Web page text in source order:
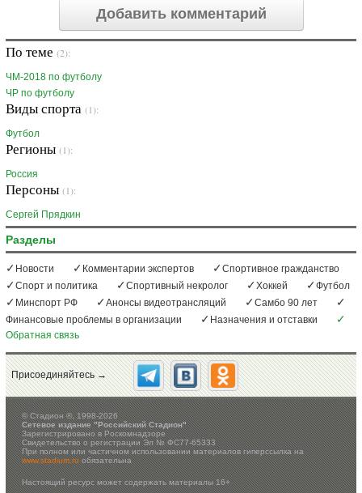
Добавить комментарий
По теме (2):
ЧМ-2018 по футболу
ЧР по футболу
Виды спорта (1):
Футбол
Регионы (1):
Россия
Персоны (1):
Сергей Прядкин
Разделы
Новости Комментарии экспертов
Спортивное гражданство
Спорт и политика
Спортивный некролог Хоккей
Футбол
Минспорт РФ
Анонсы видеотрансляций
Самбо 90 лет
Финансовые проблемы в организации
Назначения и отставки
Обратная связь
Присоединяйтесь →
©Стадион ®, 1998-2026
Сетевое издание "Российский Стадион"
Зарегистрировано в Роскомнадзоре
Свидетельство о регистрации Эл № ФС77-65333
При полном или частичном использовании материалов гиперссылка на
www.stadium.ruобязательна
Настоящий ресурс может содержать материалы 16+